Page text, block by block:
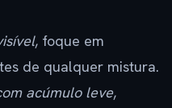
, foque em
de qualquer mistura.
acúmulo leve,